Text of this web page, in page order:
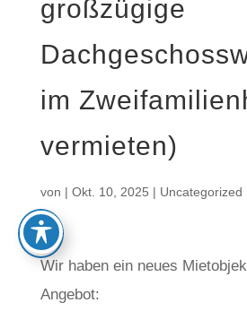
großzügige
im
vermieten)
von | Okt. 10, 2025 | Uncategorized
Wir haben ein neues
Angebot: